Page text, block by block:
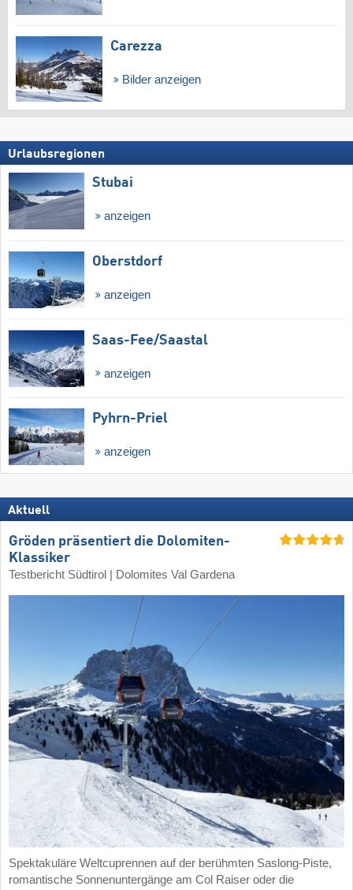
Carezza
Bilder anzeigen
Urlaubsregionen
Stubai
anzeigen
Oberstdorf
anzeigen
Saas-Fee/​Saastal
anzeigen
Pyhrn-Priel
anzeigen
Aktuell
Gröden präsentiert die Dolomiten-
Klassiker
Testbericht Südtirol | Dolomites Val Gardena
Spektakuläre Weltcuprennen auf der berühmten Saslong-Piste,
romantische Sonnenuntergänge am Col Raiser oder die